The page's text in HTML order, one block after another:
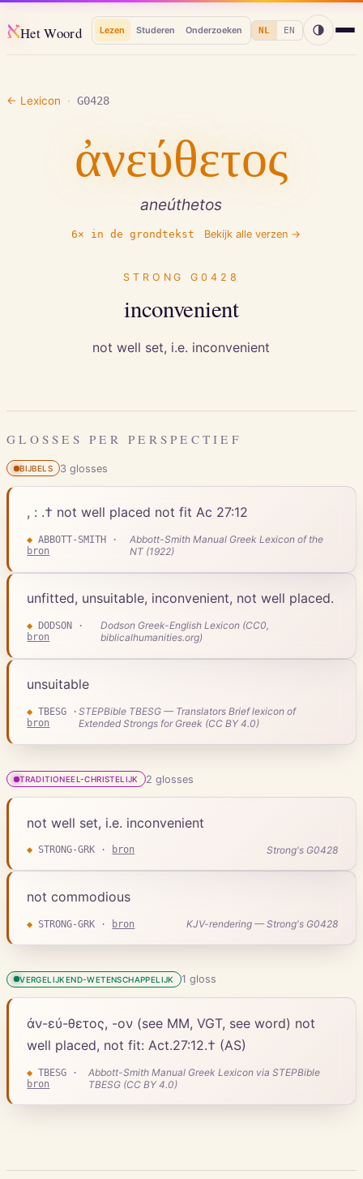
אHet Woord Lezen Studeren Onderzoeken NL EN
← Lexicon · G0428
ἀνεύθετος
aneúthetos
6× in de grondtekst Bekijk alle verzen →
STRONGG0428
inconvenient
not well set, i.e. inconvenient
GLOSSES PER PERSPECTIEF
BIJBELS 3glosses
, : .† not well placed not fit Ac 27:12
◆ ABBOTT-SMITH ·
bron
Abbott-Smith Manual Greek Lexicon of the
NT (1922)
unfitted, unsuitable, inconvenient, not well placed.
◆ DODSON ·
bron
Dodson Greek-English Lexicon (CC0,
biblicalhumanities.org)
unsuitable
◆ TBESG ·
bron
STEPBible TBESG — Translators Brief lexicon of
Extended Strongs for Greek (CC BY 4.0)
TRADITIONEEL-CHRISTELIJK 2 glosses
not well set, i.e. inconvenient
◆ STRONG-GRK · bron Strong's G0428
not commodious
◆ STRONG-GRK · bron KJV-rendering — Strong's G0428
VERGELIJKEND-WETENSCHAPPELIJK 1 gloss
ἀν-εύ-θετος, -ον (see MM, VGT, see word) not
well placed, not fit: Act.27:12.† (AS)
◆ TBESG ·
bron
Abbott-Smith Manual Greek Lexicon via STEPBible
TBESG (CC BY 4.0)